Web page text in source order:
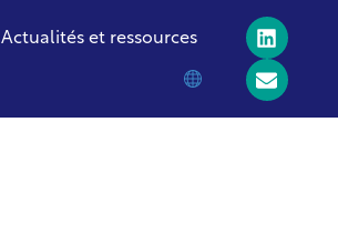
Actualités et ressources